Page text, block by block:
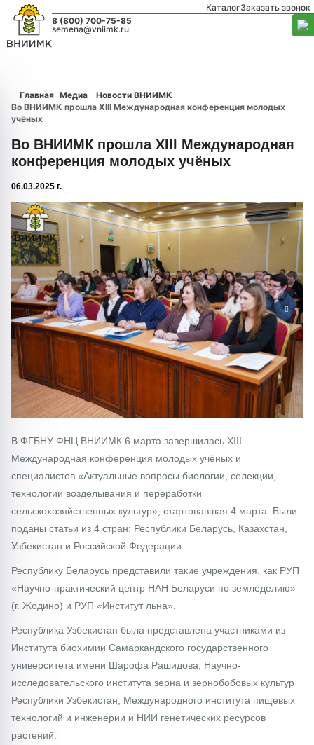
КаталогЗаказать звонок
8 (800) 700-75-85
semena@vniimk.ru
Главная Медиа
Новости ВНИИМК
Во ВНИИМК прошла XIII Международная конференция молодых
учёных
Во ВНИИМК прошла XIII Международная
конференция молодых учёных
06.03.2025 г.
1/0
В ФГБНУ ФНЦ ВНИИМК 6 марта завершилась XIII
Международная конференция молодых учёных и
специалистов «Актуальные вопросы биологии, селекции,
технологии возделывания и переработки
сельскохозяйственных культур», стартовавшая 4 марта. Были
поданы статьи из 4 стран: Республики Беларусь, Казахстан,
Узбекистан и Российской Федерации.
Республику Беларусь представили такие учреждения, как РУП
«Научно-практический центр НАН Беларуси по земледелию»
(г. Жодино) и РУП «Институт льна».
Республика Узбекистан была представлена участниками из
Института биохимии Самаркандского государственного
университета имени Шарофа Рашидова, Научно-
исследовательского института зерна и зернобобовых культур
Республики Узбекистан, Международного института пищевых
технологий и инженерии и НИИ генетических ресурсов
растений.